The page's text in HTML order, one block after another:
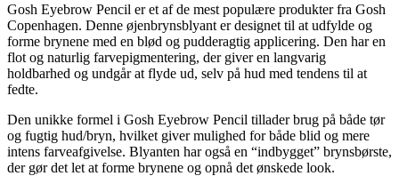
Gosh Eyebrow Pencil er et af de mest populære produkter fra Gosh
Copenhagen. Denne øjenbrynsblyant er designet til at udfylde og
forme brynene med en blød og pudderagtig applicering. Den har en
flot og naturlig farvepigmentering, der giver en langvarig
holdbarhed og undgår at flyde ud, selv på hud med tendens til at
fedte.
Den unikke formel i Gosh Eyebrow Pencil tillader brug på både tør
og fugtig hud/bryn, hvilket giver mulighed for både blid og mere
intens farveafgivelse. Blyanten har også en “indbygget” brynsbørste,
der gør det let at forme brynene og opnå det ønskede look.